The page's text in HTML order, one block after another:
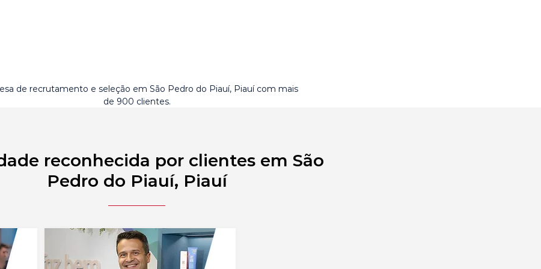
de recrutamento e seleção em São Pedro do Piauí, Piauí com mais
de 900 clientes.
reconhecida por clientes em São
Pedro do Piauí, Piauí